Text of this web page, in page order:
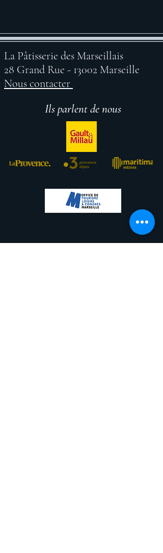
La Pâtisserie des Marseillais
28 Grand Rue - 13002 Marseille
Nous contacter
Ils parlent de nous